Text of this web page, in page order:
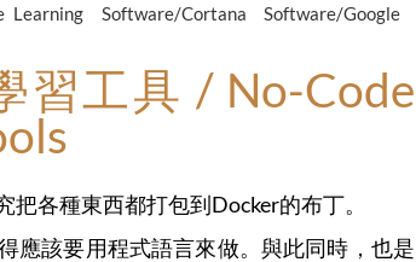
Learning Software/Cortana
Software/Google
習工具 / No-Code
各種東西都打包到Docker的布丁。
應該要用程式語言來做。與此同時，也是